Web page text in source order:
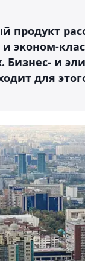
продукт
эконом-
и
для